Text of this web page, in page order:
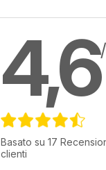
4,6
Basato su 17
clienti